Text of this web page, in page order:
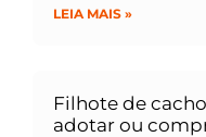
LEIA MAIS »
Filhote de
adotar ou